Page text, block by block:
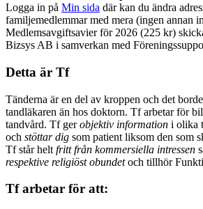
Logga in på Min sida där kan du ändra
familjemedlemmar med mera (ingen annan
Medlemsavgiftsavier för 2026 (225 kr)
Bizsys AB i samverkan med
Detta är Tf
Tänderna är en del av kroppen och det
tandläkaren än hos doktorn. Tf arbetar för
tandvård. Tf gerobjektiv information i olika
och stöttar dig som patient liksom den som
Tf står helt fritt från kommersiella intressen
respektive religiöst obundetoch tillhör
Tf arbetar för att: